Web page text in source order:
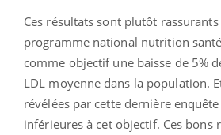
Ces résultats sont plutôt
programme national nutrition
comme objectif une baisse de 5%
LDL moyenne dans la population.
révélées par cette dernière
inférieures à cet objectif. Ces bons